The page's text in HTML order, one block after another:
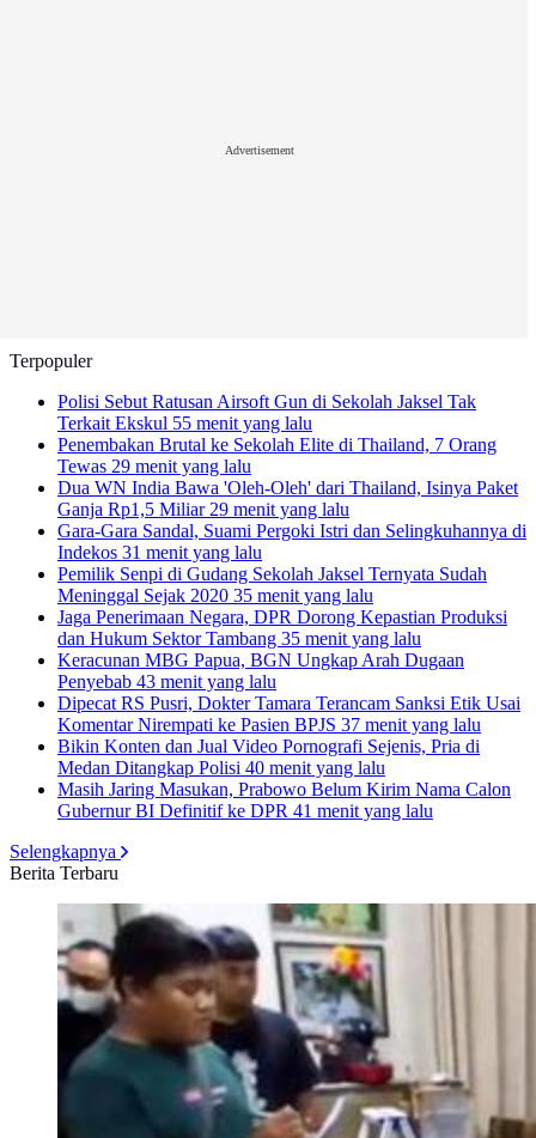
Advertisement
Terpopuler
Polisi Sebut Ratusan Airsoft Gun di Sekolah Jaksel Tak
Terkait Ekskul 55 menit yang lalu
Penembakan Brutal ke Sekolah Elite di Thailand, 7 Orang
Tewas 29 menit yang lalu
Dua WN India Bawa 'Oleh-Oleh' dari Thailand, Isinya Paket
Ganja Rp1,5 Miliar29 menit yang lalu
Gara-Gara Sandal, Suami Pergoki Istri dan Selingkuhannya di
Indekos 31 menit yang lalu
Pemilik Senpi di Gudang Sekolah Jaksel Ternyata Sudah
Meninggal Sejak 2020 35 menit yang lalu
Jaga Penerimaan Negara, DPR Dorong Kepastian Produksi
dan Hukum Sektor Tambang 35 menit yang lalu
Keracunan MBG Papua, BGN Ungkap Arah Dugaan
Penyebab 43 menit yang lalu
Dipecat RS Pusri, Dokter Tamara Terancam Sanksi Etik Usai
Komentar Nirempati ke Pasien BPJS 37 menit yang lalu
Bikin Konten dan Jual Video Pornografi Sejenis, Pria di
Medan Ditangkap Polisi 40 menit yang lalu
Masih Jaring Masukan, Prabowo Belum Kirim Nama Calon
Gubernur BI Definitif ke DPR 41 menit yang lalu
Selengkapnya
Berita Terbaru